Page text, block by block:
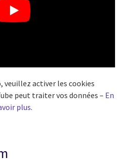
veuillez activer les cookies
peut traiter vos données – En
plus.